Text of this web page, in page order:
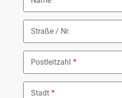
Straße / Nr.
Postleitzahl
Stadt